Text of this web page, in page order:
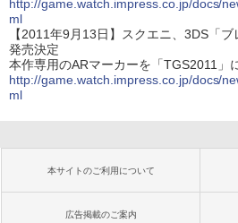
http://game.watch.impress.co.jp/docs/
ml
【2011年9月13日】スクエニ、3DS「ブ
発売決定
本作専用のARマーカーを「TGS2011」
http://game.watch.impress.co.jp/docs/
ml
本サイトのご利用について
広告掲載のご案内